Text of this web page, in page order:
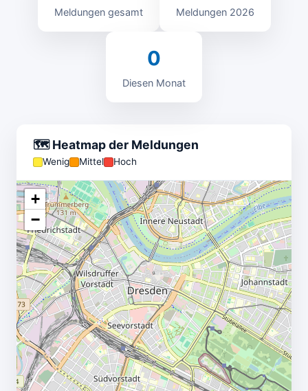
Meldungen gesamt Meldungen 2026
0
Diesen Monat
🗺️ Heatmap der Meldungen
Wenig Mittel Hoch
+
−